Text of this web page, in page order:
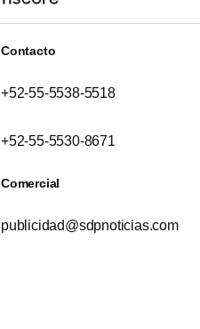
Contacto
+52-55-5538-5518
+52-55-5530-8671
Comercial
publicidad@sdpnoticias.com